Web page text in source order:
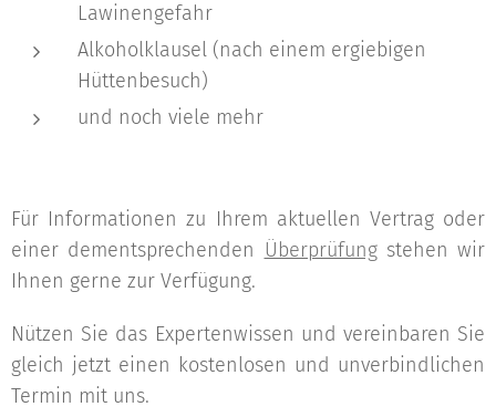
Lawinengefahr
Alkoholklausel (nach einem ergiebigen
Hüttenbesuch)
und noch viele mehr
Für Informationen zu Ihrem aktuellen Vertrag oder
einer dementsprechenden Überprüfungstehen wir
Ihnen gerne zur Verfügung.
Nützen Sie das Expertenwissen und vereinbaren Sie
gleich jetzt einen kostenlosen und unverbindlichen
Termin mit uns.